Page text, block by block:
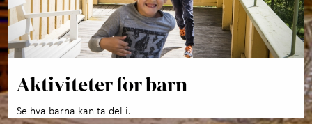
Aktiviteter for barn
Se hva barna kan ta del i.